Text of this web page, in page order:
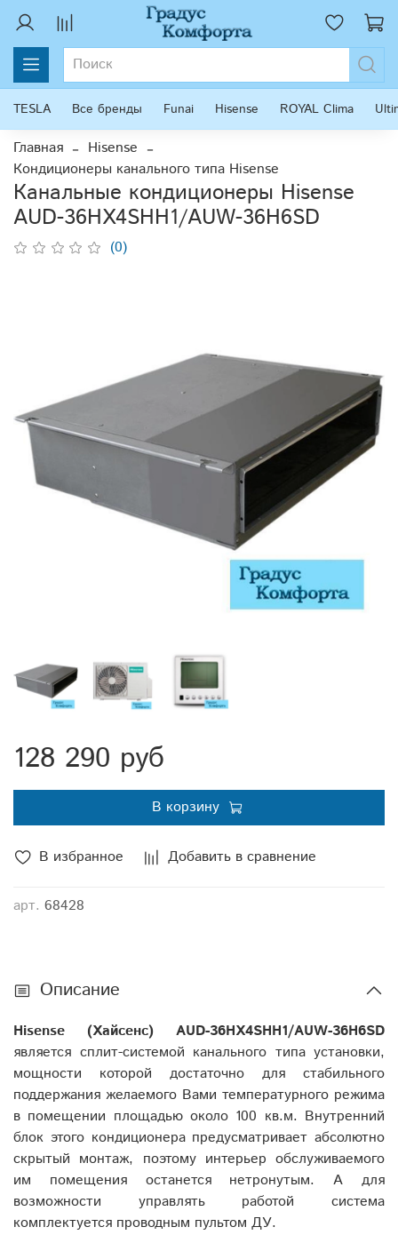
TESLA Все бренды Funai Hisense ROYAL Clima
Главная
Hisense
Кондиционеры канального типа Hisense
Канальные кондиционеры Hisense
AUD-36HX4SHH1/AUW-36H6SD
(0)
В избранное Добавить в сравнение
арт. 68428
128 290 руб
В корзину
Описание
Hisense (Хайсенс) AUD-36HX4SHH1/AUW-36H6SD
является сплит-системой канального типа установки,
мощности которой достаточно для стабильного
поддержания желаемого Вами температурного режима
в помещении площадью около 100 кв.м. Внутренний
блок этого кондиционера предусматривает абсолютно
скрытый монтаж, поэтому интерьер обслуживаемого
им помещения останется нетронутым. А для
возможности управлять работой система
комплектуется проводным пультом ДУ.